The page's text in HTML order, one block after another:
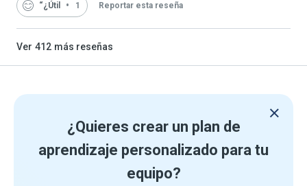
“¿Útil 1 Reportar esta reseña
Ver 412 más reseñas
¿Quieres crear un plan de
aprendizaje personalizado para tu
equipo?